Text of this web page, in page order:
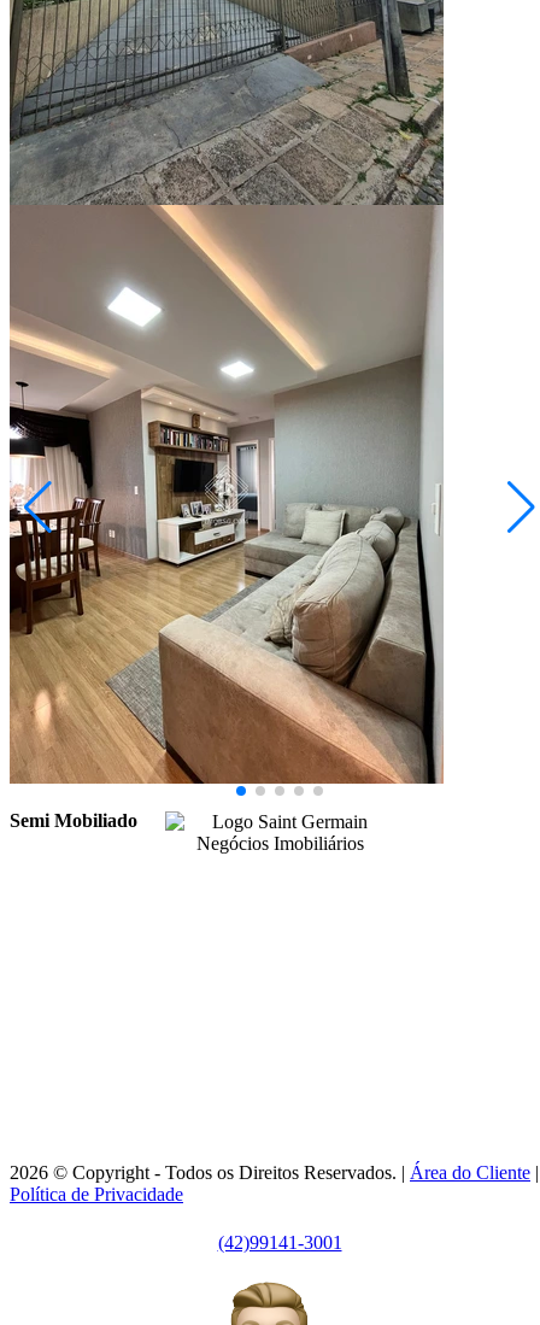
Apartamento - Próximo À UEPG - Centro
Ponta Grossa/PR
2072950.001
3Quartos
1Vaga
82,19Área Privativa (m²)
Semi Mobiliado
Uvaranas
R$ 250.000,00
Apartamento - Le Village Uvaranas
Ponta Grossa/PR
2073473.001
3Quartos
1Vaga
74,00Área Privativa (m²)
Conversar no WhatsApp
2026 © Copyright - Todos os Direitos Reservados. | Área do Cliente |
Política de Privacidade
(42)99141-3001